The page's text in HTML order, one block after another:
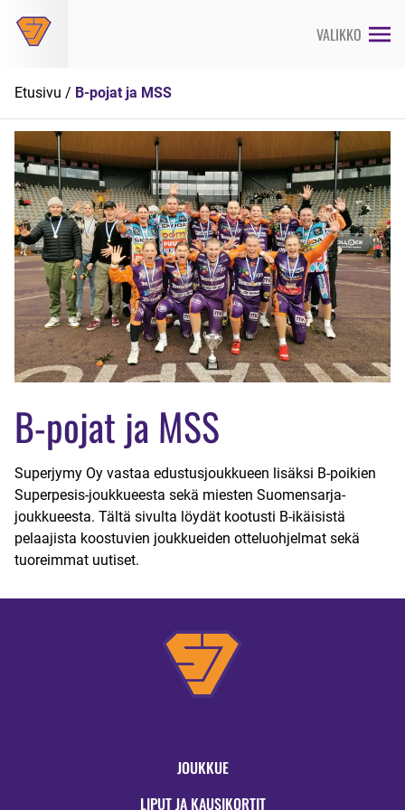
suoraan
VALIKKO
Etusivu / B-pojat ja MSS
B-pojat ja MSS
Superjymy Oy vastaa edustusjoukkueen lisäksi B-poikien
Superpesis-joukkueesta sekä miesten Suomensarja-
joukkueesta. Tältä sivulta löydät kootusti B-ikäisistä
pelaajista koostuvien joukkueiden otteluohjelmat sekä
tuoreimmat uutiset.
JOUKKUE
LIPUT JA KAUSIKORTIT